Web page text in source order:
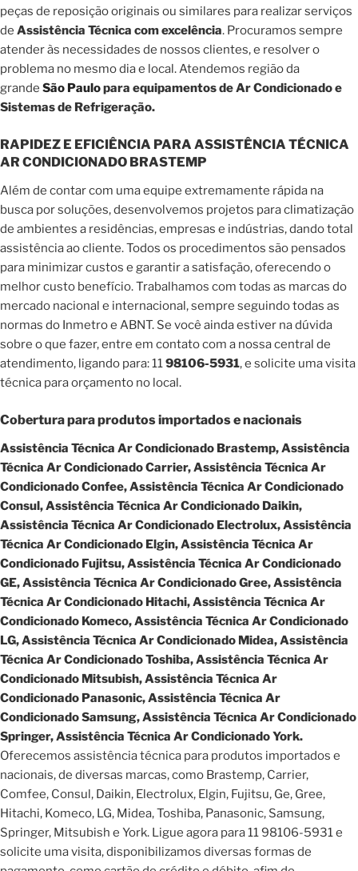
peças de reposição originais ou similares para realizar serviços
de Assistência Técnica com excelência. Procuramos sempre
atender às necessidades de nossos clientes, e resolver o
problema no mesmo dia e local. Atendemos região da
grande São Paulopara equipamentos de Ar Condicionado e
Sistemas de Refrigeração.
RAPIDEZ E EFICIÊNCIA PARA ASSISTÊNCIA TÉCNICA
AR CONDICIONADO BRASTEMP
Além de contar com uma equipe extremamente rápida na
busca por soluções, desenvolvemos projetos para climatização
de ambientes a residências, empresas e indústrias, dando total
assistência ao cliente. Todos os procedimentos são pensados
para minimizar custos e garantir a satisfação, oferecendo o
melhor custo benefício. Trabalhamos com todas as marcas do
mercado nacional e internacional, sempre seguindo todas as
normas do Inmetro e ABNT. Se você ainda estiver na dúvida
sobre o que fazer, entre em contato com a nossa central de
atendimento, ligando para: 1198106-5931, e solicite uma visita
técnica para orçamento no local.
Cobertura para produtos importados e nacionais
Assistência Técnica Ar Condicionado Brastemp, Assistência
Técnica Ar Condicionado Carrier, Assistência Técnica Ar
Condicionado Confee, Assistência Técnica Ar Condicionado
Consul, Assistência Técnica Ar Condicionado Daikin,
Assistência Técnica Ar Condicionado Electrolux, Assistência
Técnica Ar Condicionado Elgin, Assistência Técnica Ar
Condicionado Fujitsu, Assistência Técnica Ar Condicionado
GE, Assistência Técnica Ar Condicionado Gree, Assistência
Técnica Ar Condicionado Hitachi, Assistência Técnica Ar
Condicionado Komeco, Assistência Técnica Ar Condicionado
LG, Assistência Técnica Ar Condicionado Midea, Assistência
Técnica Ar Condicionado Toshiba, Assistência Técnica Ar
Condicionado Mitsubish, Assistência Técnica Ar
Condicionado Panasonic, Assistência Técnica Ar
Condicionado Samsung, Assistência Técnica Ar Condicionado
Springer, Assistência Técnica Ar Condicionado York.
Oferecemos assistência técnica para produtos importados e
nacionais, de diversas marcas, como Brastemp, Carrier,
Comfee, Consul, Daikin, Electrolux, Elgin, Fujitsu, Ge, Gree,
Hitachi, Komeco, LG, Midea, Toshiba, Panasonic, Samsung,
Springer, Mitsubish e York. Ligue agora para 11 98106-5931 e
solicite uma visita, disponibilizamos diversas formas de